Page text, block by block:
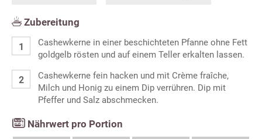
Zubereitung
Cashewkerne in einer beschichteten Pfanne ohne Fett
goldgelb rösten und auf einem Teller erkalten lassen.
Cashewkerne fein hacken und mit Crème fraîche,
Milch und Honig zu einem Dip verrühren. Dip mit
Pfeffer und Salz abschmecken.
Nährwert pro Portion